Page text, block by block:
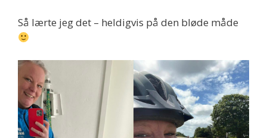
Så lærte jeg det – heldigvis på den bløde måde